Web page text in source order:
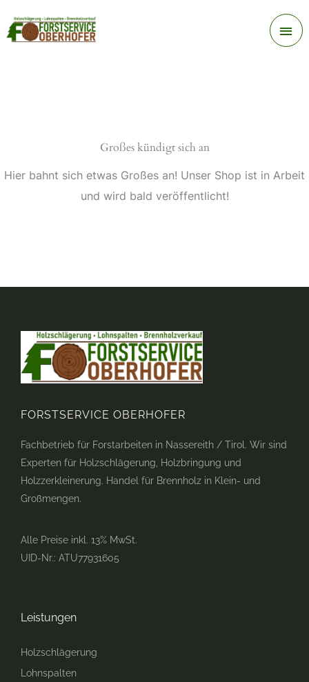
Inhalt
Großes kündigt sich an
Hier bahnt sich etwas Großes an! Unser Shop ist in Arbeit
und wird bald veröffentlicht!
Leistungen
Holzschlägerung
Lohnspalten
FORSTSERVICE OBERHOFER
Fachbetrieb für Forstarbeiten in Nassereith / Tirol. Wir sind
Experten für Holzschlägerung, Holzbringung und
Holzzerkleinerung. Handel für Brennholz in Klein- und
Großmengen.
Alle Preise inkl. 13% MwSt.
UID-Nr.: ATU77931605